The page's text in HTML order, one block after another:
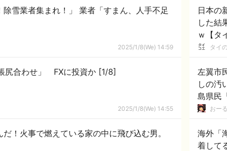
雪業者集まれ！」 業者「すまん、人手不足
2025/1/8(We) 14:59
三菱UFJ元行員、他顧客の現金で窃盗の「帳尻合わせ」 FXに投資か [1/8]
2025/1/8(We) 14:55
！火事で燃えている家の中に飛び込む男。
日本の
した結
ｗ【タ
タイ
左翼市
しの汚
島県民
「ワシ
おー
海外「
着して